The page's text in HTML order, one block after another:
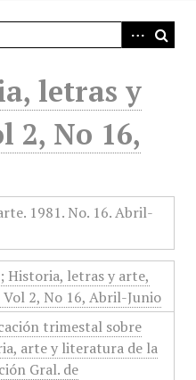
letras y
2, No 16,
Historia, letras y arte,
Vol 2, No 16, Abril-Junio
trimestal sobre
arte y literatura de la
Gral. de